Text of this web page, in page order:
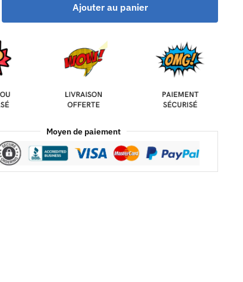
Ajouter au panier
Moyen de paiement